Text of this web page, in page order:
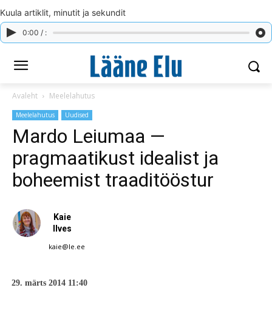
Kuula artiklit, minutit ja sekundit
0:00 / :
Avaleht Meelelahutus
Meelelahutus Uudised
Mardo Leiumaa —
pragmaatikust idealist ja
boheemist traaditööstur
Kaie
Ilves
kaie@le.ee
29. märts 2014 11:40